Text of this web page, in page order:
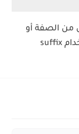
من الصفة أو
الاسم باستخدام suffix